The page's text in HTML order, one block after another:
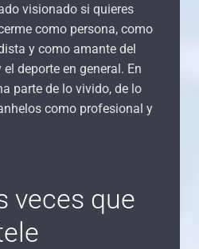
visionado si quieres
como persona, como
y como amante del
deporte en general. En
parte de lo vivido, de lo
como profesional y
veces que